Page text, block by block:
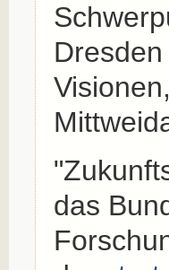
das